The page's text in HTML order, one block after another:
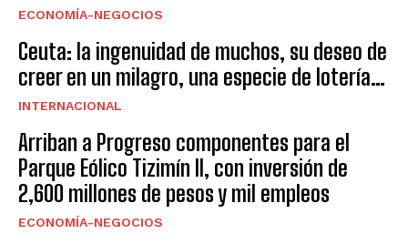
ECONOMÍA-NEGOCIOS
Ceuta: la ingenuidad de muchos, su deseo de
creer en un milagro, una especie de lotería…
INTERNACIONAL
Arriban a Progreso componentes para el
Parque Eólico Tizimín II, con inversión de
2,600 millones de pesos y mil empleos
ECONOMÍA-NEGOCIOS